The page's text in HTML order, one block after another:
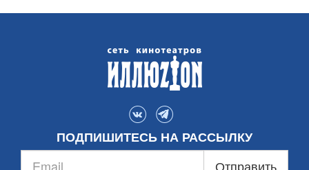
ПОДПИШИТЕСЬ НА РАССЫЛКУ
Отправить